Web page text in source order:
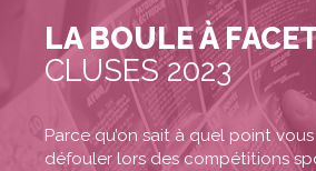
LA BOULE À
CLUSES 2023
Parce qu’on sait à quel point
défouler lors des compétitions